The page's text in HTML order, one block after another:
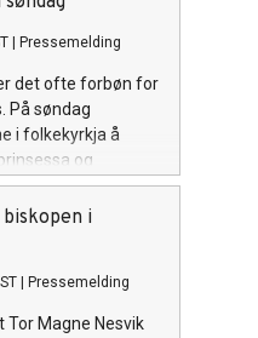
Pressemelding
er det ofte forbøn for
På søndag
i folkekyrkja å
og
i
Pressemelding
Tor Magne Nesvik